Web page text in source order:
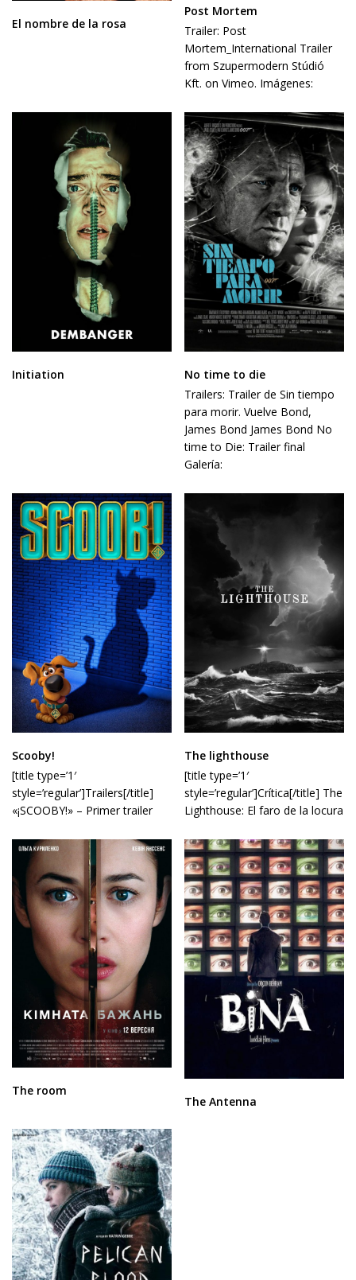
El nombre de la rosa
Post Mortem
Trailer: Post
Mortem_International Trailer
from Szupermodern Stúdió
Kft. on Vimeo. Imágenes:
Initiation
No time to die
Trailers: Trailer de Sin tiempo
para morir. Vuelve Bond,
James Bond James Bond No
time to Die: Trailer final
Galería:
Scooby!
[title type=’1′
style=’regular’]Trailers[/title]
«¡SCOOBY!» – Primer trailer
The lighthouse
[title type=’1′
style=’regular’]Crítica[/title] The
Lighthouse: El faro de la locura
The room
The Antenna